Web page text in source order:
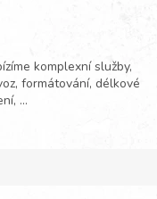
komplexní služby,
formátování, délkové
...